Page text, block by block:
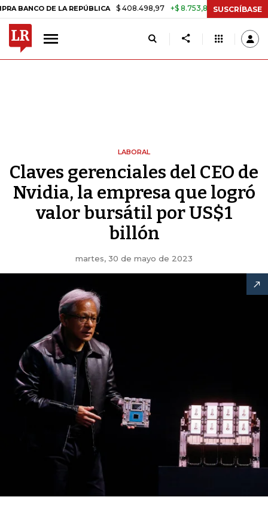
DE LA REPÚBLICA $ 408.498,97 +$ 8.753,81 +2,19% TASA DE
SUSCRÍBASE
LABORAL
Claves gerenciales del CEO de
Nvidia, la empresa que logró
valor bursátil por US$1
billón
martes, 30 de mayo de 2023